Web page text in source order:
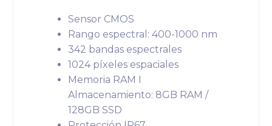
Sensor CMOS
Rango espectral: 400-1000 nm
342 bandas espectrales
1024 píxeles espaciales
Memoria RAM I
Almacenamiento: 8GB RAM /
128GB SSD